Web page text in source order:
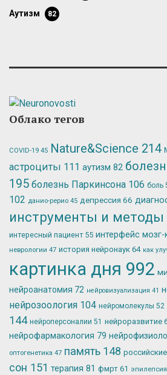
аутизм 82
Облако тегов
COVID-19 45 Nature&Science 214
астроциты 111 аутизм 82
195 болезнь Паркинсона 106 боль
102 данио-рерио 45 депрессия 66
инструменты и методы
интересный пациент 55 интерфейс
неврологии 47 история нейронаук 64 как
картинка дня 992
нейроанатомия 72 нейровизуализация 41
нейрозоология 104 нейромолекулы 52
144 нейроперсоналии 51 нейроразвитие
нейрофармакология 79
оптогенетика 47 память 148
сон 151 терапия 81 фмрт 61 эпилепсия